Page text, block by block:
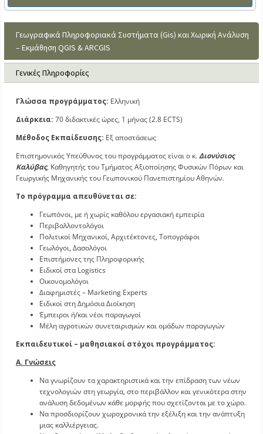
Γεωγραφικά Πληροφοριακά Συστήματα (Gis) και Χωρική Ανάλυση
– Εκμάθηση QGIS & ARCGIS
Γενικές Πληροφορίες
Γλώσσα προγράμματος: Ελληνική
Διάρκεια: 70 διδακτικές ώρες, 1 μήνας (2.8 ECTS)
Μέθοδος Εκπαίδευσης: Εξ αποστάσεως
Επιστημονικός Υπεύθυνος του προγράμματος είναι ο κ.Διονύσιος
Καλύβας, Καθηγητής του Τμήματος Αξιοποίησης Φυσικών Πόρων και
Γεωργικής Μηχανικής του Γεωπονικού Πανεπιστημίου Αθηνών.
Το πρόγραμμα απευθύνεται σε:
Γεωπόνοι, με ή χωρίς καθόλου εργασιακή εμπειρία
Περιβαλλοντολόγοι
Πολιτικοί Μηχανικοί, Αρχιτέκτονες, Τοπογράφοι
Γεωλόγοι, Δασολόγοι
Επιστήμονες της Πληροφορικής
Ειδικοί στα Logistics
Οικονομολόγοι
Διαφημιστές – Marketing Experts
Ειδικοί στη Δημόσια Διοίκηση
Έμπειροι ή/και νέοι παραγωγοί
Μέλη αγροτικών συνεταιρισμών και ομάδων παραγωγών
Εκπαιδευτικοί – μαθησιακοί στόχοι προγράμματος:
Α. Γνώσεις
Να γνωρίζουν τα χαρακτηριστικά και την επίδραση των νέων
τεχνολογιών στη γεωργία, στο περιβάλλον και γενικότερα στην
ανάλυση δεδομένων κάθε μορφής που σχετίζονται με το χώρο.
Να προσδιορίζουν χωροχρονικά την εξέλιξη και την ανάπτυξη
μιας καλλιέργειας.
Διάρκεια:1 μήνας
70Ώρες
Εξ αποστάσεως
Πιστοποιητικό Επιμόρφωσης
Οδηγός Σπουδών